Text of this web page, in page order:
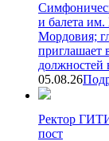
и балета
Мордовия;
приглашает
должностей
05.08.26
Ректор
пост